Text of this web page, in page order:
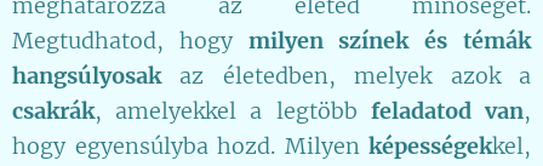
Megtudhatod, hogy milyen színek és témák
hangsúlyosakaz életedben, melyek azok a
csakrák, amelyekkel a legtöbb feladatod van,
hogy egyensúlyba hozd. Milyen képességekkel,